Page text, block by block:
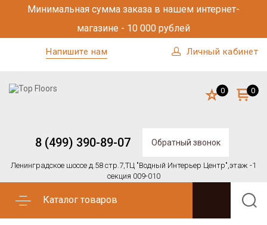
Минимальная сумма заказа в нашем интернет-
магазине - 10 000 рублей
Напишите нам Личный кабинет
8 (499) 390-89-07 Обратный звонок
Ленинградское шоссе д.58 стр.7,ТЦ "Водный Интерьер Центр",этаж -1
секция 009-010
0 0
Каталог товаров